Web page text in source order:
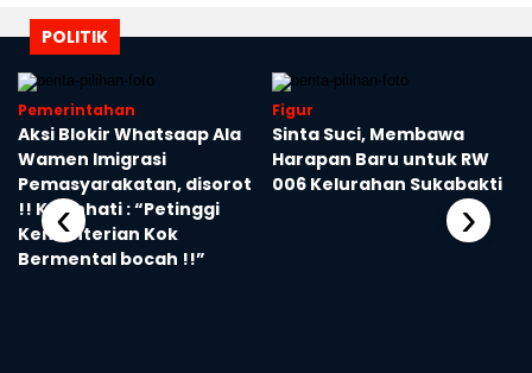
POLITIK
Pemerintahan
Aksi Blokir Whatsaap Ala
Wamen Imigrasi
Pemasyarakatan, disorot
!! Kasihhati : “Petinggi
Kementerian Kok
Bermental bocah !!”
Figur
Sinta Suci, Membawa
Harapan Baru untuk RW
006 Kelurahan Sukabakti
‹ ›